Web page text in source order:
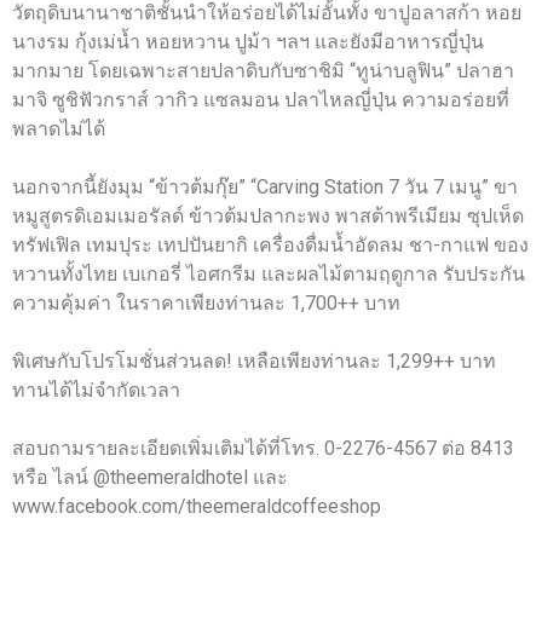
วัตถุดิบนานาชาติชั้นนำให้อร่อยได้ไม่อั้นทั้ง ขาปูอลาสก้า หอย
นางรม กุ้งเม่น้ำ หอยหวาน ปูม้า ฯลฯ และยังมีอาหารญี่ปุ่น
มากมาย โดยเฉพาะสายปลาดิบกับซาชิมิ “ทูน่าบลูฟิน” ปลาฮา
มาจิ ซูชิฟัวกราส์ วากิว แซลมอน ปลาไหลญี่ปุ่น ความอร่อยที่
พลาดไม่ได้
นอกจากนี้ยังมุม “ข้าวต้มกุ๊ย” “Carving Station 7 วัน 7 เมนู” ขา
หมูสูตรดิเอมเมอรัลด์ ข้าวต้มปลากะพง พาสต้าพรีเมียม ซุปเห็ด
ทรัฟเฟิล เทมปุระ เทปปันยากิ เครื่องดื่มน้ำอัดลม ชา-กาแฟ ของ
หวานทั้งไทย เบเกอรี่ ไอศกรีม และผลไม้ตามฤดูกาล รับประกัน
ความคุ้มค่า ในราคาเพียงท่านละ 1,700++ บาท
พิเศษกับโปรโมชั่นส่วนลด! เหลือเพียงท่านละ 1,299++ บาท
ทานได้ไม่จำกัดเวลา
สอบถามรายละเอียดเพิ่มเติมได้ที่โทร. 0-2276-4567 ต่อ 8413
หรือ ไลน์ @theemeraldhotel และ
www.facebook.com/theemeraldcoffeeshop